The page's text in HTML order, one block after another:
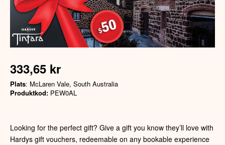
333,65 kr
Plats: McLaren Vale, South Australia
Produktkod: PEW0AL
Looking for the perfect gift? Give a gift you know they’ll love with
Hardys gift vouchers, redeemable on any bookable experience